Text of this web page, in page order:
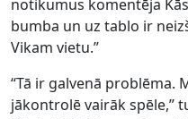
notikumus komentēja
bumba un uz tablo ir
Vikam vietu.”
“Tā ir galvenā problēma.
jākontrolē vairāk spēle,”